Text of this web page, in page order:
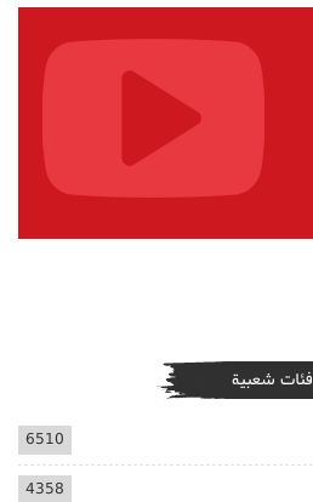
فئات شعبية
6510
4358